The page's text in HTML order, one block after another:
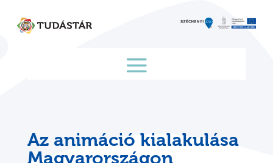
content
Az animáció kialakulása
Magyarországon